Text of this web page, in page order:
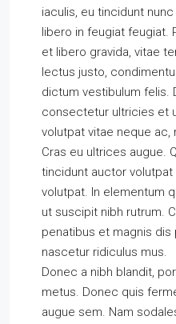
iaculis, eu tincidunt
libero in feugiat feugiat.
et libero gravida, vitae
lectus justo,
dictum vestibulum felis.
consectetur ultricies et
volutpat vitae neque ac,
Cras eu ultrices augue.
tincidunt auctor volutpat
volutpat. In elementum
ut suscipit nibh rutrum.
penatibus et magnis dis
nascetur ridiculus mus.
Donec a nibh blandit,
metus. Donec quis
augue sem. Nam